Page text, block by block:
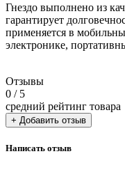
Гнездо выполнено из
гарантирует
применяется в
электронике,
Отзывы
0 / 5
средний рейтинг товара
+ Добавить отзыв
Написать отзыв